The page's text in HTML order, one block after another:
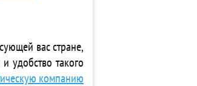
вас стране,
удобство такого
компанию